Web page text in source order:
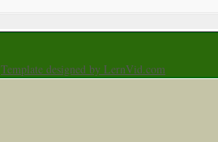
Template designed by LernVid.com